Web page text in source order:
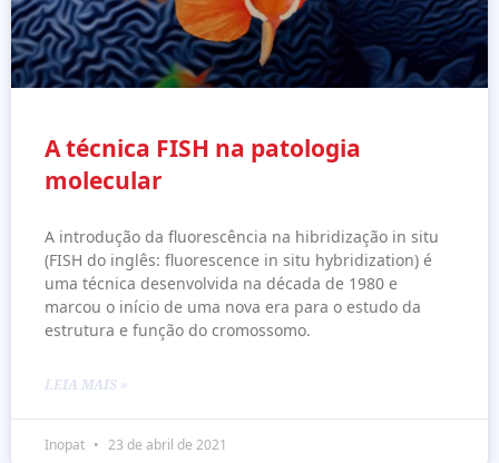
A técnica FISH na patologia
molecular
A introdução da fluorescência na hibridização in situ
(FISH do inglês: fluorescence in situ hybridization) é
uma técnica desenvolvida na década de 1980 e
marcou o início de uma nova era para o estudo da
estrutura e função do cromossomo.
LEIA MAIS »
Inopat 23 de abril de 2021